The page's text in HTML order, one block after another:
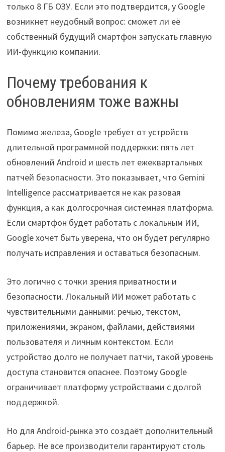
только 8 ГБ ОЗУ. Если это подтвердится, у Google
возникнет неудобный вопрос: сможет ли её
собственный будущий смартфон запускать главную
ИИ-функцию компании.
Почему требования к
обновлениям тоже важны
Помимо железа, Google требует от устройств
длительной программной поддержки: пять лет
обновлений Android и шесть лет ежеквартальных
патчей безопасности. Это показывает, что Gemini
Intelligence рассматривается не как разовая
функция, а как долгосрочная системная платформа.
Если смартфон будет работать с локальным ИИ,
Google хочет быть уверена, что он будет регулярно
получать исправления и оставаться безопасным.
Это логично с точки зрения приватности и
безопасности. Локальный ИИ может работать с
чувствительными данными: речью, текстом,
приложениями, экраном, файлами, действиями
пользователя и личным контекстом. Если
устройство долго не получает патчи, такой уровень
доступа становится опаснее. Поэтому Google
ограничивает платформу устройствами с долгой
поддержкой.
Но для Android-рынка это создаёт дополнительный
барьер. Не все производители гарантируют столь